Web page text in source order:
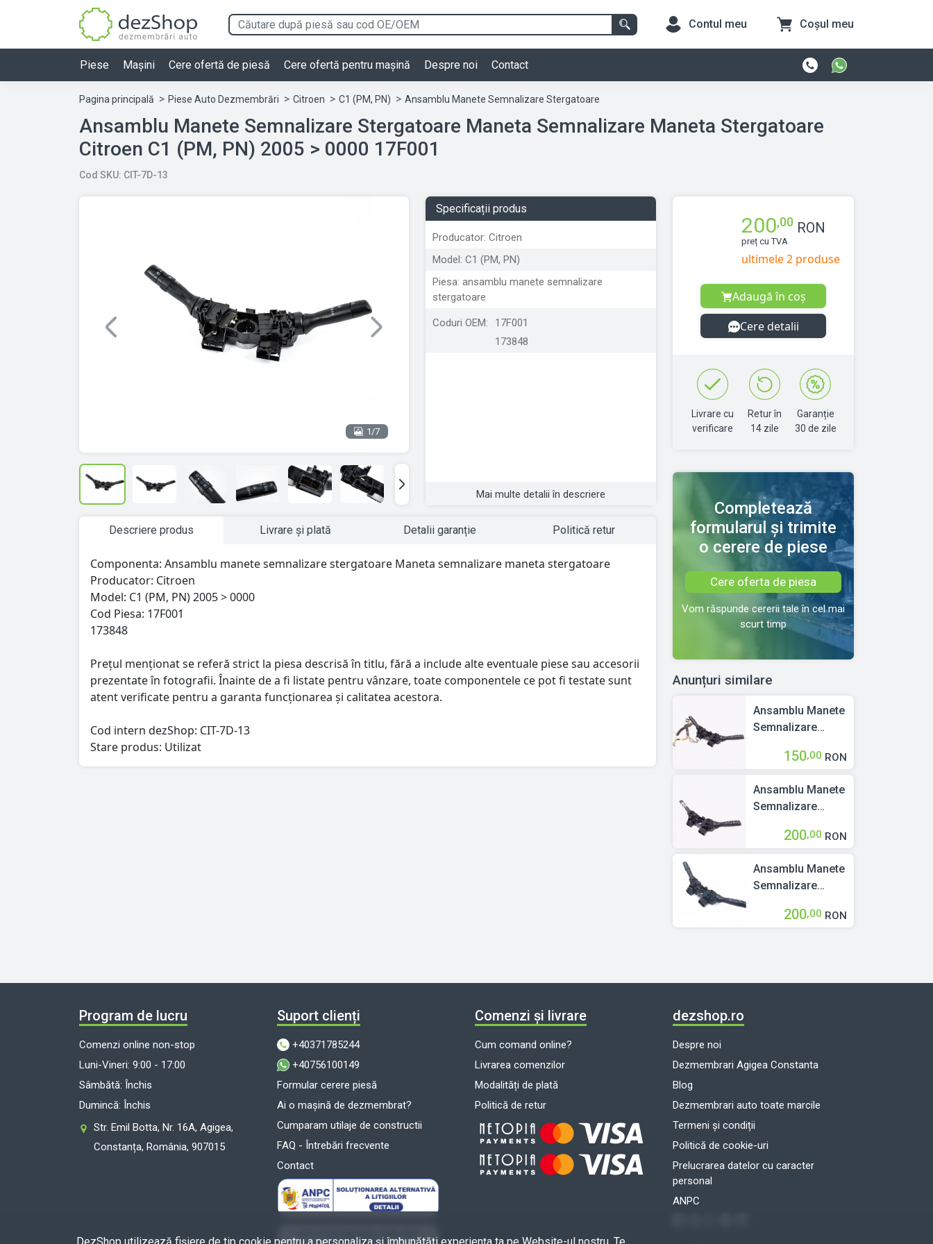
Contul meu Coșul meu
Piese Mașini Cere ofertă de piesă Cere ofertă pentru mașină Despre noi Contact
Pagina principală Piese Auto Dezmembrări Citroen C1 (PM, PN) Ansamblu Manete Semnalizare Stergatoare
Ansamblu Manete Semnalizare Stergatoare Maneta Semnalizare Maneta Stergatoare
Citroen C1 (PM, PN) 2005 > 0000 17F001
Cod SKU: CIT-7D-13
Previous Next
1/7
Specificații produs
Producator: Citroen
Model: C1 (PM, PN)
Piesa: ansamblu manete semnalizare
stergatoare
Coduri OEM:
17F001
173848
Mai multe detalii în descriere
Descriere produs Livrare și plată Detalii garanție Politică retur
Componenta: Ansamblu manete semnalizare stergatoare Maneta semnalizare maneta stergatoare
Producator: Citroen
Model: C1 (PM, PN) 2005 > 0000
Cod Piesa: 17F001
173848
Prețul menționat se referă strict la piesa descrisă în titlu, fără a include alte eventuale piese sau accesorii
prezentate în fotografii. Înainte de a fi listate pentru vânzare, toate componentele ce pot fi testate sunt
atent verificate pentru a garanta funcționarea și calitatea acestora.
Cod intern dezShop: CIT-7D-13
Stare produs: Utilizat
200,00 RON
preț cu TVA
ultimele 2 produse
Adaugă în coș
Cere detalii
Livrare cu
verificare
Retur în
14 zile
Garanție
30 de zile
Completează
formularul și trimite
o cerere de piese
Cere oferta de piesa
Vom răspunde cererii tale în cel mai
scurt timp
Anunțuri similare
Ansamblu Manete
Semnalizare
Maneta
Semnalizare
Maneta
Stergatoare
Citroen C1 (PM,
PN) 2005 > 2022
150,00 RON
Ansamblu Manete
Semnalizare
Maneta
Semnalizare
Maneta
Stergatoare
Citroen C1 (PM,
PN) 2005 > 2022
200,00 RON
Ansamblu Manete
Semnalizare
Maneta
Maneta
PN) 2005 > 2022
200,00 RON
Program de lucru
Comenzi online non-stop
Luni-Vineri: 9:00 - 17:00
Sâmbătă: Închis
Dumincă: Închis
Str. Emil Botta, Nr. 16A, Agigea,
Constanța, România, 907015
Suport clienți
+40371785244
+40756100149
Formular cerere piesă
Ai o mașină de dezmembrat?
Cumparam utilaje de constructii
FAQ - Întrebări frecvente
Contact
Comenzi și livrare
Cum comand online?
Livrarea comenzilor
Modalități de plată
Politică de retur
dezshop.ro
Despre noi
Dezmembrari Agigea Constanta
Blog
Dezmembrari auto toate marcile
Termeni și condiții
Politică de cookie-uri
Prelucrarea datelor cu caracter
personal
ANPC